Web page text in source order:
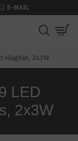
E-MAIL
világítás, 2x3W
LED
2x3W